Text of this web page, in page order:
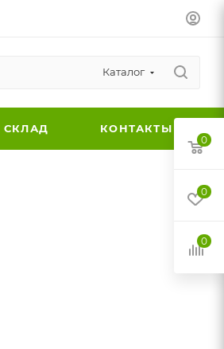
Каталог
СКЛАД КОНТАКТЫ
0
0
0